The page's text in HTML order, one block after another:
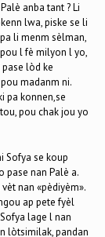
anba tant ? Li
lwa, piske se li
li menm sèlman,
l fè milyon l yo,
lòd ke
madanm ni.
pa konnen,se
pou chak jou yo
Sofya se koup
pase nan Palè a.
nan «pèdiyèm».
ap pete fyèl
lage l nan
lòtsimilak, pandan